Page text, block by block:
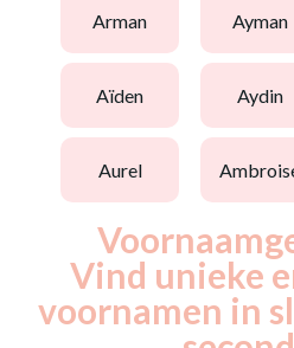
arman ayman
aïden aydin
aurel
Vind unieke
voornamen in